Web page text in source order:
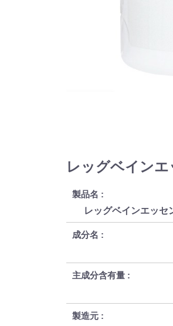
レッグベイン
製品名
レッグベインエッセ
成分名
主成分含有量
製造元